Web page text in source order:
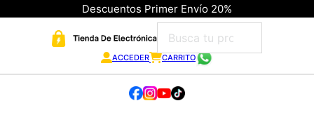
Descuentos Primer Envío 20%
ACCEDER CARRITO